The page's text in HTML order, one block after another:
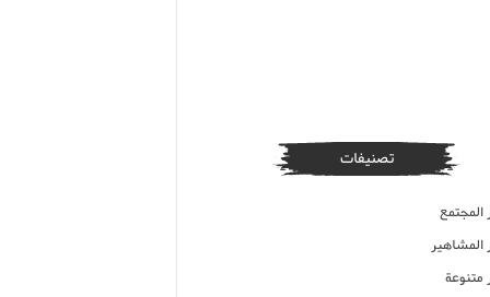
تصنيفات
المجتمع
المشاهير
متنوعة